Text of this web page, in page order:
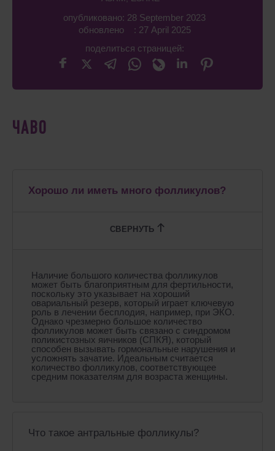
опубликовано: 28 September 2023
обновлено : 27 April 2025
поделиться страницей:
ЧАВО
Хорошо ли иметь много фолликулов?
Наличие большого количества фолликулов
может быть благоприятным для фертильности,
поскольку это указывает на хороший
овариальный резерв, который играет ключевую
роль в лечении бесплодия, например, при ЭКО.
Однако чрезмерно большое количество
фолликулов может быть связано с синдромом
поликистозных яичников (СПКЯ), который
способен вызывать гормональные нарушения и
усложнять зачатие. Идеальным считается
количество фолликулов, соответствующее
средним показателям для возраста женщины.
Что такое антральные фолликулы?